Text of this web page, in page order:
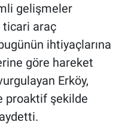
gelişmeler
ticari araç
ihtiyaçlarına
göre hareket
Erköy,
proaktif şekilde